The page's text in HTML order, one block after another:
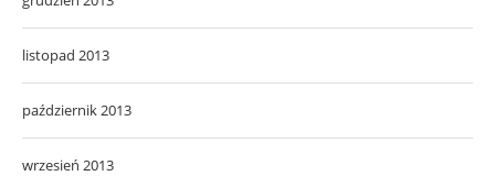
listopad 2013
październik 2013
wrzesień 2013